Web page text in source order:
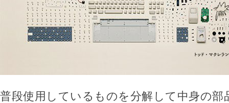
普段使用しているものを分解して中身の部